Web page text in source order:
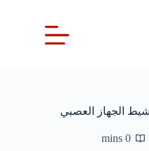
الجهاز العصبي
0 mins